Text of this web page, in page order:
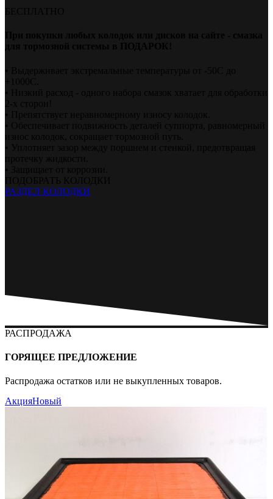
РАЗДЕЛ КОЛОДКИ
РАСПРОДАЖА
ГОРЯЩЕЕ ПРЕДЛОЖЕНИЕ
Распродажа остатков или не выкупленных товаров.
АкцияНовый